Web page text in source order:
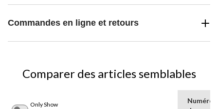
Commandes en ligne et retours
Comparer des articles semblables
Only Show
Numéro